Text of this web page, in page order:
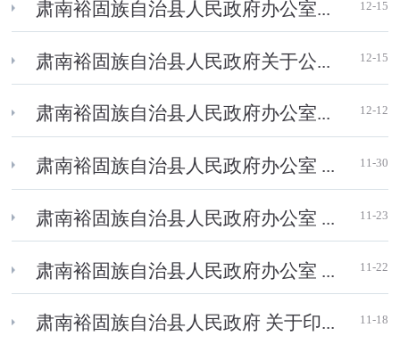
肃南裕固族自治县人民政府办公室... 12-15
肃南裕固族自治县人民政府关于公... 12-15
肃南裕固族自治县人民政府办公室... 12-12
肃南裕固族自治县人民政府办公室 ... 11-30
肃南裕固族自治县人民政府办公室 ... 11-23
肃南裕固族自治县人民政府办公室 ... 11-22
肃南裕固族自治县人民政府 关于印... 11-18